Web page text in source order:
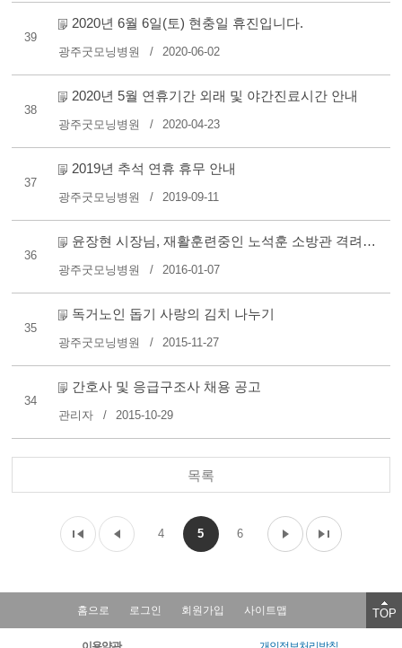
39
2020년 6월 6일(토) 현충일 휴진입니다.
광주굿모닝병원 2020-06-02
38
2020년 5월 연휴기간 외래 및 야간진료시간 안내
광주굿모닝병원 2020-04-23
37
2019년 추석 연휴 휴무 안내
광주굿모닝병원 2019-09-11
36
윤장현 시장님, 재활훈련중인 노석훈 소방관 격려차 본원 방..
광주굿모닝병원 2016-01-07
35
독거노인 돕기 사랑의 김치 나누기
광주굿모닝병원 2015-11-27
34
간호사 및 응급구조사 채용 공고
관리자 2015-10-29
목록
4 5 6
홈으로 로그인 회원가입 사이트맵 TOP